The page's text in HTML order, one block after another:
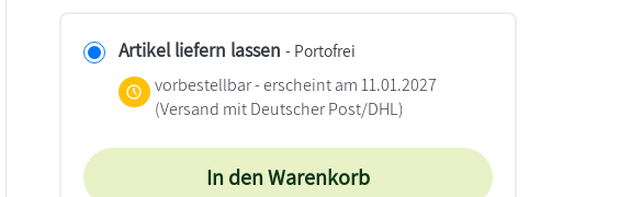
Artikel liefern lassen - Portofrei
vorbestellbar - erscheint am 11.01.2027
(Versand mit Deutscher Post/DHL)
In den Warenkorb